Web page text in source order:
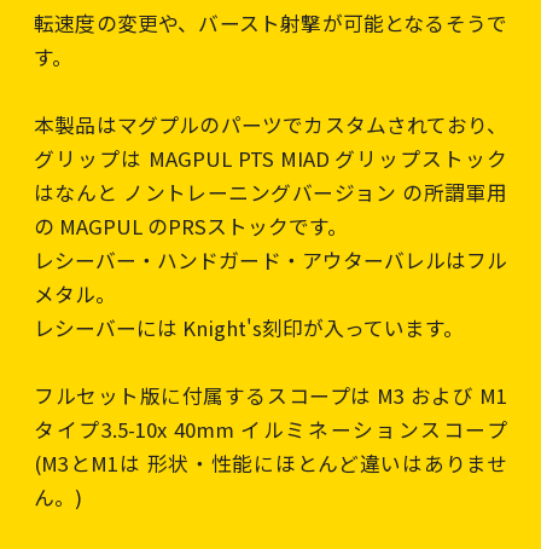
転速度の変更や、バースト射撃が可能となるそうで
す。
本製品はマグプルのパーツでカスタムされており、
グリップは MAGPUL PTS MIAD グリップストック
はなんと ノントレーニングバージョン の所謂軍用
の MAGPUL のPRSストックです。
レシーバー・ハンドガード・アウターバレルはフル
メタル。
レシーバーには Knight's刻印が入っています。
フルセット版に付属するスコープは M3 および M1
タイプ3.5-10x 40mm イルミネーションスコープ
(M3とM1は 形状・性能にほとんど違いはありませ
ん。)